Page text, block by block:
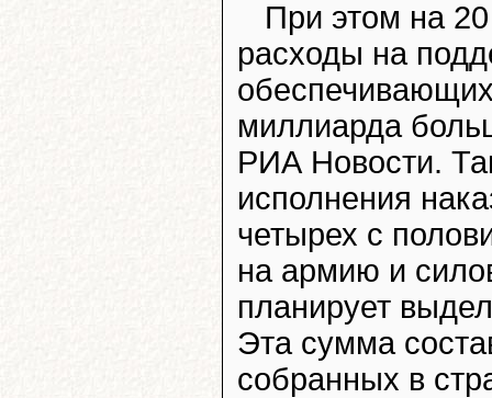
При этом на
расходы на
миллиарда
РИА Новости.
исполнения
четырех с
на армию и
планирует
Эта сумма
собранных в